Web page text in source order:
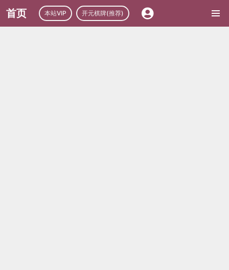
首页 本站VIP 开元棋牌(推荐)